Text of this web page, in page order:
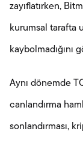
zayıflatırken,
kurumsal tarafta
kaybolmadığını
Aynı dönemde
canlandırma
sonlandırması,